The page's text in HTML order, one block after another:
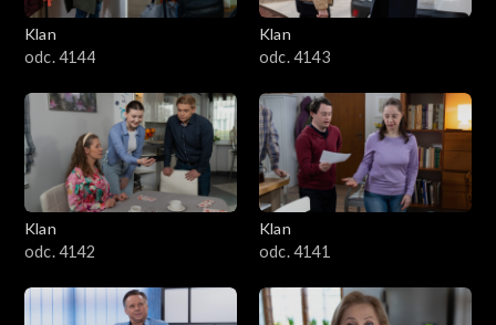
Klan
odc. 4144
Klan
odc. 4143
Klan
odc. 4142
Klan
odc. 4141